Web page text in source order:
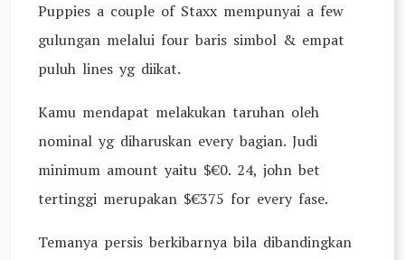
Puppies a couple of Staxx mempunyai a few
gulungan melalui four baris simbol & empat
puluh lines yg diikat.
Kamu mendapat melakukan taruhan oleh
nominal yg diharuskan every bagian. Judi
minimum amount yaitu $€0. 24, john bet
tertinggi merupakan $€375 for every fase.
Temanya persis berkibarnya bila dibandingkan